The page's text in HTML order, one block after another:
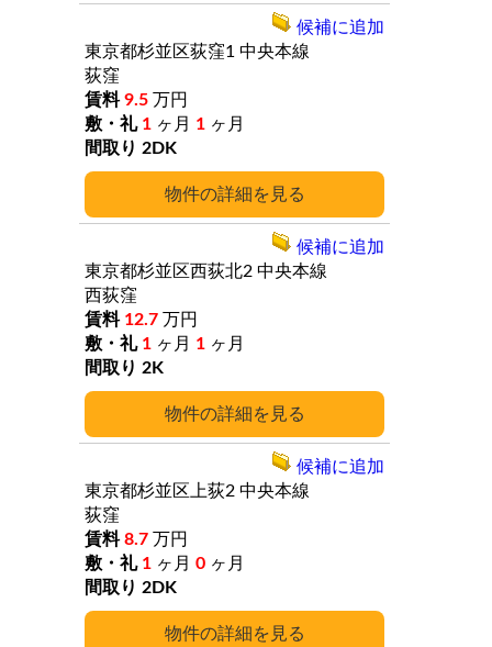
詳細
東京都杉並区荻窪1 中央本線
荻窪
9.5 万円
1 ヶ月 1 ヶ月
2DK
候補に追加
詳細
東京都杉並区西荻北2 中央本線
西荻窪
12.7 万円
1 ヶ月 1 ヶ月
2K
候補に追加
詳細
東京都杉並区上荻2 中央本線
荻窪
8.7 万円
1 ヶ月 0 ヶ月
2DK
候補に追加